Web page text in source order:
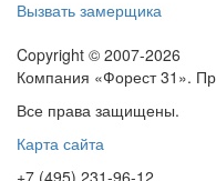
Вызвать замерщика
Copyright © 2007-2026
Компания «Форест 31».
Все права защищены.
Карта сайта
+7 (495) 231-96-12